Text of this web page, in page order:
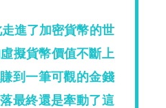
進了加密貨幣的世
擬貨幣價值不斷上
到一筆可觀的金錢
最終還是牽動了這